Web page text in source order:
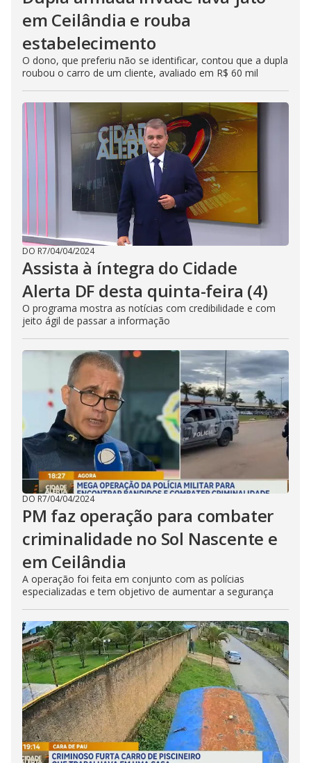
em Ceilândia e rouba
estabelecimento
O dono, que preferiu não se identificar, contou que a dupla
roubou o carro de um cliente, avaliado em R$ 60 mil
DO R7/04/04/2024
Assista à íntegra do Cidade
Alerta DF desta quinta-feira (4)
O programa mostra as notícias com credibilidade e com
jeito ágil de passar a informação
DO R7/04/04/2024
PM faz operação para combater
criminalidade no Sol Nascente e
em Ceilândia
A operação foi feita em conjunto com as polícias
especializadas e tem objetivo de aumentar a segurança